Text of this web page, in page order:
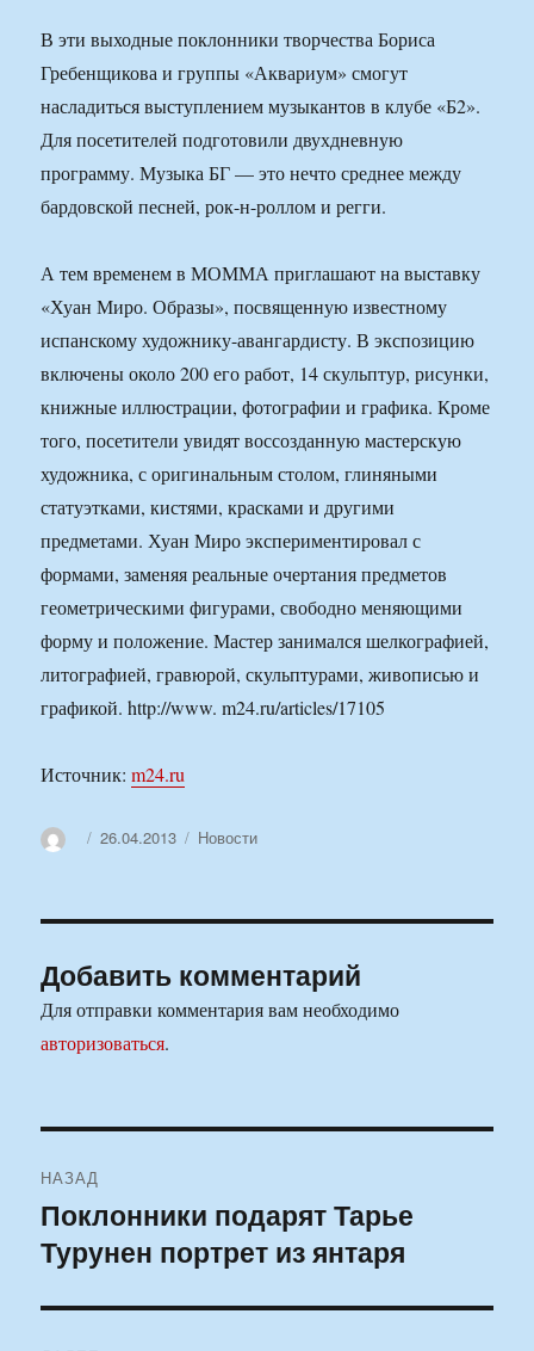
В эти выходные поклонники творчества Бориса
Гребенщикова и группы «Аквариум» смогут
насладиться выступлением музыкантов в клубе «Б2».
Для посетителей подготовили двухдневную
программу. Музыка БГ — это нечто среднее между
бардовской песней, рок-н-роллом и регги.
А тем временем в МОММА приглашают на выставку
«Хуан Миро. Образы», посвященную известному
испанскому художнику-авангардисту. В экспозицию
включены около 200 его работ, 14 скульптур, рисунки,
книжные иллюстрации, фотографии и графика. Кроме
того, посетители увидят воссозданную мастерскую
художника, с оригинальным столом, глиняными
статуэтками, кистями, красками и другими
предметами. Хуан Миро экспериментировал с
формами, заменяя реальные очертания предметов
геометрическими фигурами, свободно меняющими
форму и положение. Мастер занимался шелкографией,
литографией, гравюрой, скульптурами, живописью и
графикой. http://www. m24.ru/articles/17105
Источник:m24.ru
АвторОпубликовано
26.04.2013 Рубрики
Новости
Добавить комментарий
Для отправки комментария вам необходимо
авторизоваться.
по
записям
НАЗАД
Предыдущая
запись:
Поклонники подарят Тарье
Турунен портрет из янтаря